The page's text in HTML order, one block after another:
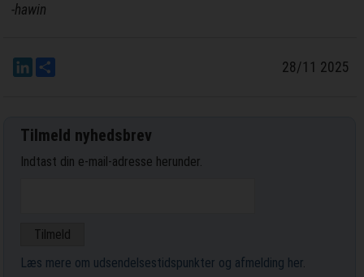
-hawin
LinkedIn 28/11 2025
Tilmeld nyhedsbrev
Indtast din e-mail-adresse herunder.
Læs mere om udsendelsestidspunkter og afmelding her.